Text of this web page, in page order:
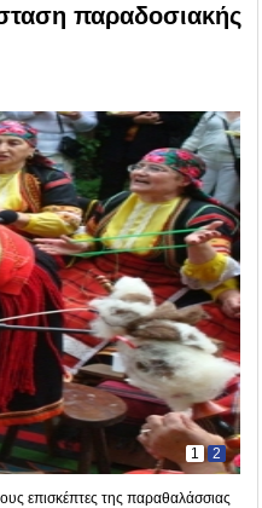
παραδοσιακής
2
1
επισκέπτες της παραθαλάσσιας